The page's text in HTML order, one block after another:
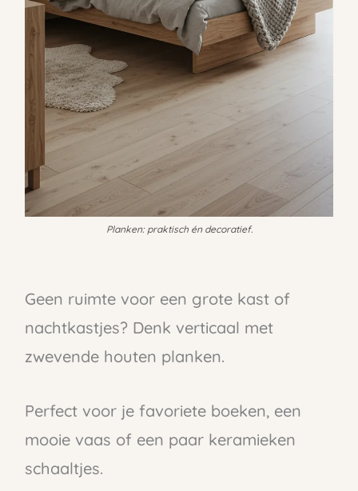
Planken: praktisch én decoratief.
Geen ruimte voor een grote kast of
nachtkastjes? Denk verticaal met
zwevende houten planken.
Perfect voor je favoriete boeken, een
mooie vaas of een paar keramieken
schaaltjes.